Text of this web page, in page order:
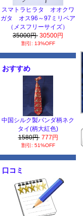
スマトラヒラタ オオクワ
ガタ オス96～97ミリペア
（メスフリーサイズ）
35000円 30500円
割引: 13%OFF
おすすめ
中国シルク製パンダ柄ネク
タイ(柄大紅色)
1580円 777円
割引: 51%OFF
口コミ